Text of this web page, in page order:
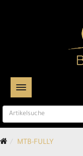
TOGGLE NAVIGATION
MTB-FULLY